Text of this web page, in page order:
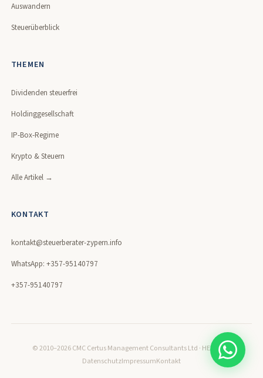
Auswandern
Steuerüberblick
THEMEN
Dividenden steuerfrei
Holdinggesellschaft
IP-Box-Regime
Krypto & Steuern
Alle Artikel →
KONTAKT
kontakt@steuerberater-zypern.info
WhatsApp: +357-95140797
+357-95140797
© 2010–2026 CMC Certus Management Consultants Ltd · HE320171
DatenschutzImpressumKontakt